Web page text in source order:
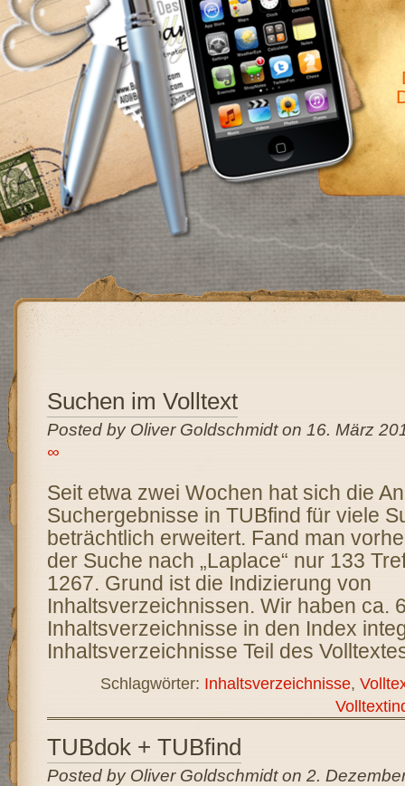
Suchen im Volltext
Posted by Oliver Goldschmidt on 16. März
∞
Seit etwa zwei Wochen hat sich die
Suchergebnisse in TUBfind für viele
beträchtlich erweitert. Fand man
der Suche nach „Laplace“ nur 133
1267. Grund ist die Indizierung von
Inhaltsverzeichnissen. Wir haben ca.
Inhaltsverzeichnisse in den Index
Inhaltsverzeichnisse Teil des
Schlagwörter: Inhaltsverzeichnisse,
TUBdok + TUBfind
Posted by Oliver Goldschmidt on 2.